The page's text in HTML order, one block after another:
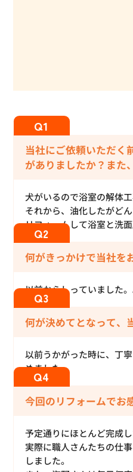
当社にご依頼いただく
がありましたか？また
犬がいるので浴室の解体
それから、油化したがど
リフォームして浴室と洗
何がきっかけで当社を
以前からしっていました。
何が決めてとなって、
以前うかがった時に、丁
めました。
今回のリフォームでお
予定通りにほとんど完成
実際に職人さんたちの仕
しました。